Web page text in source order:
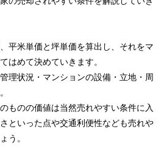
平米単価と坪単価を算出し、それをマ
はめて決めていきます。
理状況・マンションの設備・立地・周
ものの価値は当然売れやすい条件に入
といった点や交通利便性なども売れや
う。